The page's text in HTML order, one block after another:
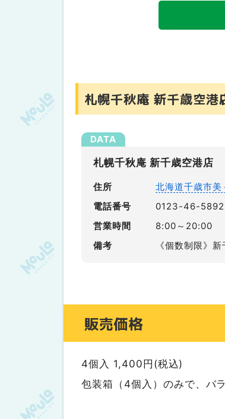
札幌千秋庵 新千歳空港
札幌千秋庵 新千歳空港店
住所
北海道千歳市
電話番号
0123-46-5892
営業時間
8:00～20:00
備考
《個数制限》
販売価格
4個入 1,400円(税込)
包装箱（4個入）のみで、バ